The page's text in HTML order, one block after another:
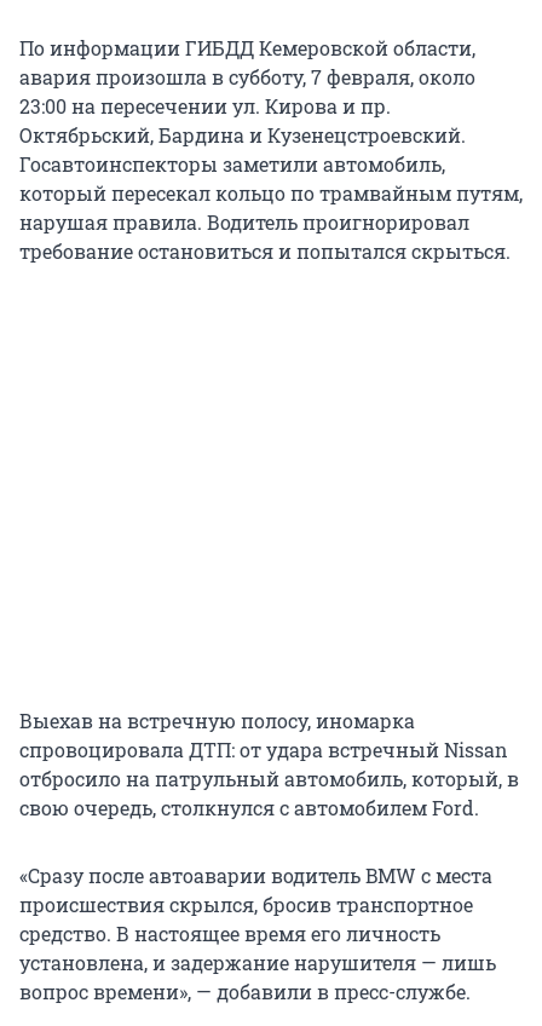
По информации ГИБДД Кемеровской области,
авария произошла в субботу, 7 февраля, около
23:00 на пересечении ул. Кирова и пр.
Октябрьский, Бардина и Кузенецстроевский.
Госавтоинспекторы заметили автомобиль,
который пересекал кольцо по трамвайным путям,
нарушая правила. Водитель проигнорировал
требование остановиться и попытался скрыться.
Выехав на встречную полосу, иномарка
спровоцировала ДТП: от удара встречный Nissan
отбросило на патрульный автомобиль, который, в
свою очередь, столкнулся с автомобилем Ford.
«Сразу после автоаварии водитель BMW с места
происшествия скрылся, бросив транспортное
средство. В настоящее время его личность
установлена, и задержание нарушителя — лишь
вопрос времени», — добавили в пресс-службе.